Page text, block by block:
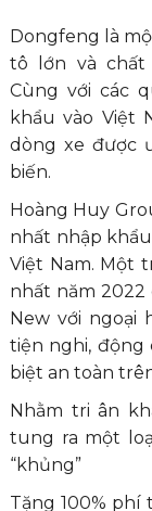
Dongfeng là
tô lớn và chất
Cùng với các
khẩu vào Việt
dòng xe được
biến.
Hoàng Huy
nhất nhập
Việt Nam. Một
nhất năm
New với ngoại
tiện nghi, động
biệt an toàn
Nhằm tri ân
tung ra một
“khủng”
Tặng 100% phí